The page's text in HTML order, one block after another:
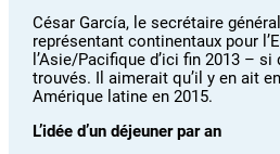
César García, le secrétaire
représentant continentaux pour
l’Asie/Pacifique d’ici fin 2013 –
trouvés. Il aimerait qu’il y en ait
Amérique latine en 2015.
L’idée d’un déjeuner par an